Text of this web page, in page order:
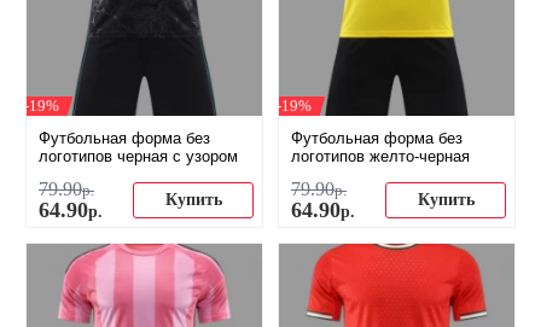
-19%
Футбольная форма без
логотипов черная с узором
79.90р.
64.90р.
Купить
-19%
Футбольная форма без
логотипов желто-черная
79.90р.
64.90р.
Купить